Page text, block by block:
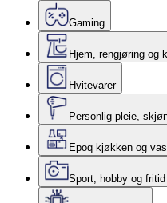
Gaming
Hjem, rengjøring og
Hvitevarer
Personlig pleie,
Epoq kjøkken og
Sport, hobby og fritid